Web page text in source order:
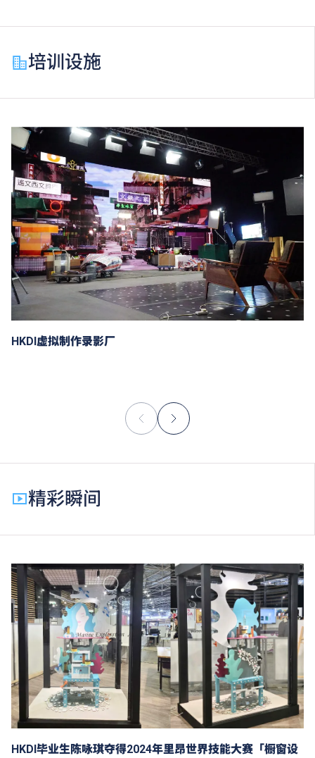
培训设施
HKDI虚拟制作录影厂
精彩瞬间
HKDI毕业生陈咏琪夺得2024年里昂世界技能大赛「橱窗设